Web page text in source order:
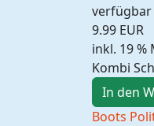
verfügbar
9.99 EUR
inkl. 19 %
Kombi
In den
Boots